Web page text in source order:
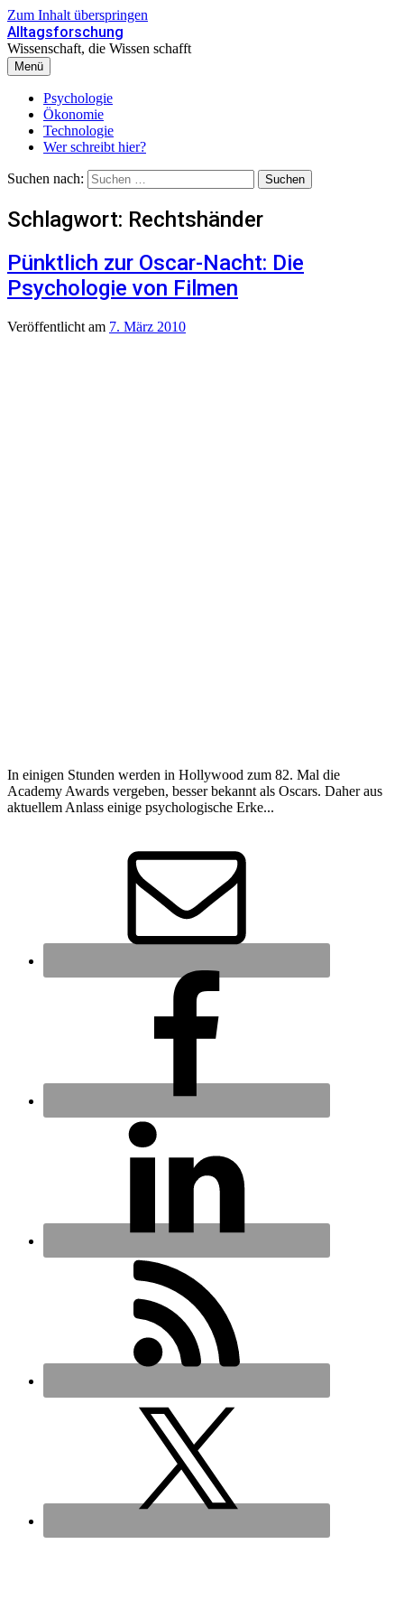
Zum Inhalt überspringen
Alltagsforschung
Wissenschaft, die Wissen schafft
Menü
Psychologie
Ökonomie
Technologie
Wer schreibt hier?
Suchen nach:
Schlagwort: Rechtshänder
Pünktlich zur Oscar-Nacht: Die
Psychologie von Filmen
Veröffentlicht am 7. März 2010
In einigen Stunden werden in Hollywood zum 82. Mal die
Academy Awards vergeben, besser bekannt als Oscars. Daher aus
aktuellem Anlass einige psychologische Erke...